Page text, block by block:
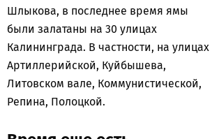
Шлыкова, в последнее время ямы
были залатаны на 30 улицах
Калининграда. В частности, на улицах
Артиллерийской, Куйбышева,
Литовском вале, Коммунистической,
Репина, Полоцкой.